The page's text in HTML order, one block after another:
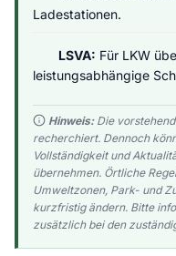
Ladestationen.
LSVA: Für LKW
leistungsabhängige
Hinweis:Die
recherchiert. Dennoch
Vollständigkeit und
übernehmen. Örtliche
Umweltzonen, Park- und
kurzfristig ändern. Bitte
zusätzlich bei den